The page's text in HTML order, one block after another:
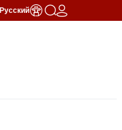
Русский